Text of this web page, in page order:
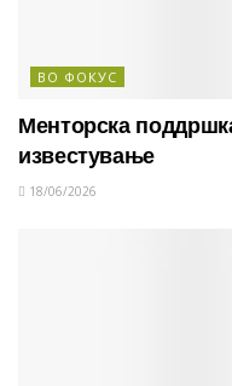
ВО ФОКУС
Менторска
известување
18/06/2026